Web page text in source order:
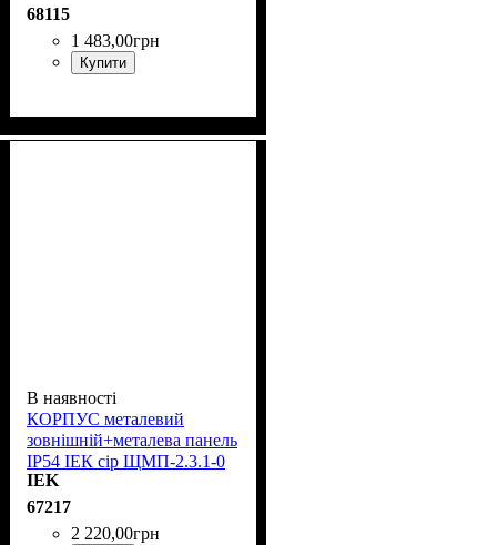
68115
1 483,00грн
Купити
В наявності
КОРПУС металевий
зовнішній+металева панель
IP54 ІЕК сір ЩМП-2.3.1-0
74 У2 YKM40-231-54
IEK
67217
2 220,00грн